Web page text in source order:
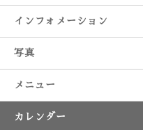
インフォメーション
写真
メニュー
カレンダー